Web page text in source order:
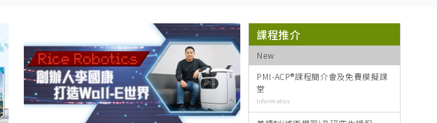
課程推介
New
PMI-ACP®課程簡介會及免費模擬課
堂
Informatics